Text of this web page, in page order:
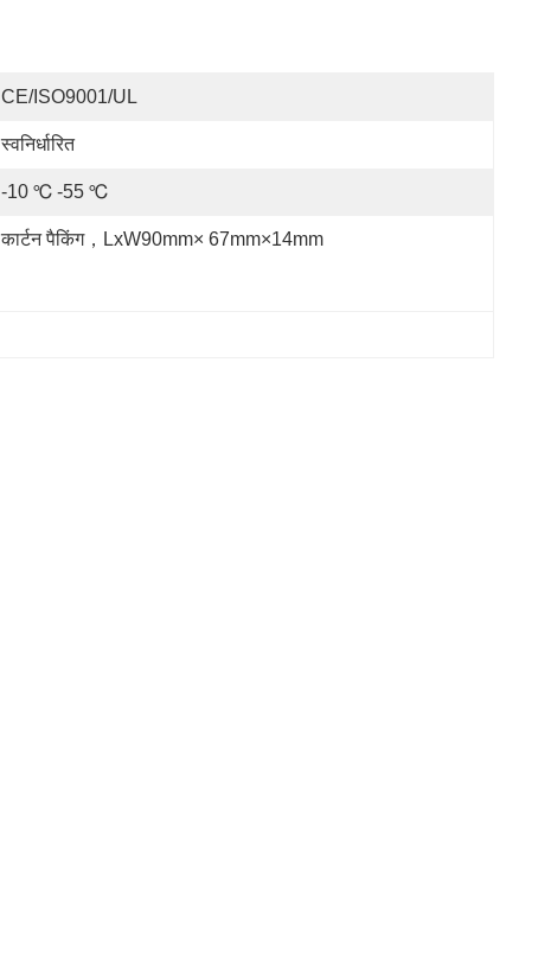
CE/ISO9001/UL
स्वनिर्धारित
-10 ℃ -55 ℃
कार्टन पैकिंग，LxW90mm× 67mm×14mm